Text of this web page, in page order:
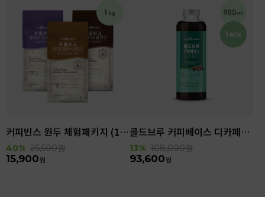
커피빈스 원두 체험패키지 (1kg)
40% 26,500원
15,900원
콜드브루 커피베이스 디카페인 (900ml x 6ea)
13% 108,000원
93,600원